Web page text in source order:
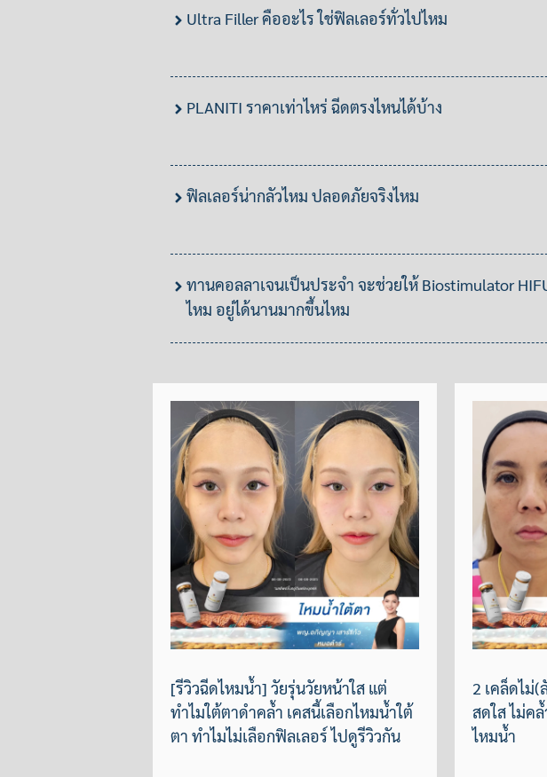
Ultra Filler คืออะไร ใช่ฟิลเลอร์ทั่วไปไหม
PLANITI ราคาเท่าไหร่ ฉีดตรงไหนได้บ้าง
ฟิลเลอร์น่ากลัวไหม ปลอดภัยจริงไหม
ทานคอลลาเจนเป็นประจำ จะช่วยให้ Biostimulator
ไหม อยู่ได้นานมากขึ้นไหม
[รีวิวฉีดไหมน้ำ] วัยรุ่นวัยหน้าใส แต่
ทำไมใต้ตาดำคล้ำ เคสนี้เลือกไหมน้ำใต้
ตา ทำไมไม่เลือกฟิลเลอร์ ไปดูรีวิวกัน
2 เคล็ดไม่
สดใส ไม่ค
ไหมน้ำ